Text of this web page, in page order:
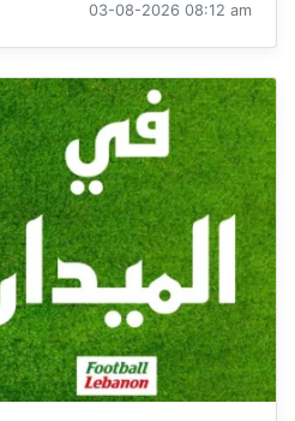
03-08-2026 08:12 am